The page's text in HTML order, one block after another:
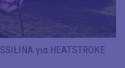
για HEATSTROKE